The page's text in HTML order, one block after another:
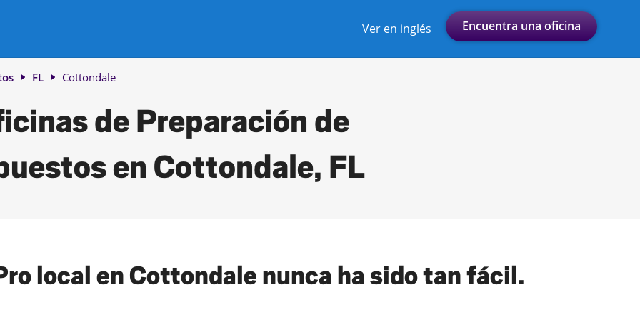
Encuentra una oficina
Ver en inglés
FL Cottondale
de Preparación de
en Cottondale, FL
local en Cottondale nunca ha sido tan fácil.